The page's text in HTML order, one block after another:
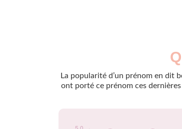
La popularité d’un prénom en dit
ont porté ce prénom ces
2009
5
2010
5